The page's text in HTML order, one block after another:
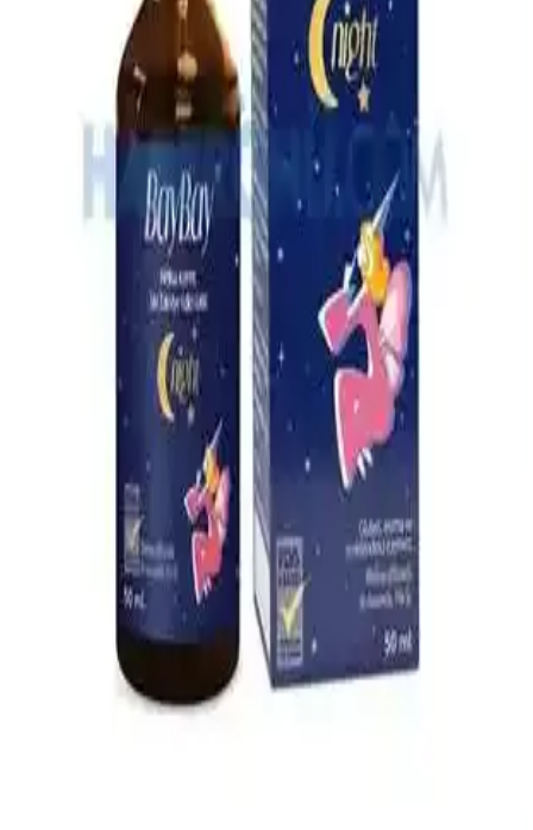
4 Aylık Bebekler İçin Ek Gıda Rehberi: Temel İlkeler
ve Uygulamalar
4 aylık bebekler için ek gıda süreci, gelişimsel belirtiler ve hijyen
kurallarıyla sağlıklı beslenme alışkanlıklarının kazanılması üzerine
En İyi Bebek Çantası Seçimi: Dayanıklı, Pratik ve
Ergonomik Modeller Rehberi
Bebek çantası seçerken dayanıklılık, su geçirmezlik, geniş iç hacim
ve ergonomik tasarım gibi önemli özelliklere dikkat edin. Bu
rehberle en uygun modeli kolayca bulun.
Çocuklar İçin Güvenli ve Etkili Boğaz Spreyleri:
Kullanım ve Güvenlik Rehberi
Çocuklar için güvenli ve doğal içeriklerle formüle edilen boğaz
spreyleri, tahrişi hafifletir ve rahatlatır. Kullanım talimatlarına
uyulduğunda güvenlidir, ebeveynler ve doktorlar tarafından tercih
Yıkanabilir Kilitli Bebek Mama Kabı ve Gıda
Poşetleri: Güvenli ve Ekonomik Saklama Çözümleri
Yıkanabilir kilitli bebek mama kabı ve gıda poşetleri hijyen ve
sürdürülebilirlik sağlar, kolay temizlenir, güvenli ve ekonomik
kullanımıyla ebeveynlerin tercihidir.
Bebeklerde Uyku Kalitesini Artıran Doğal Uyku